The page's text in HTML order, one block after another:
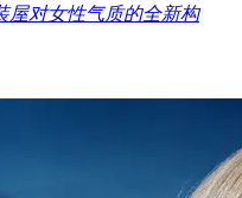
屋对女性气质的全新构